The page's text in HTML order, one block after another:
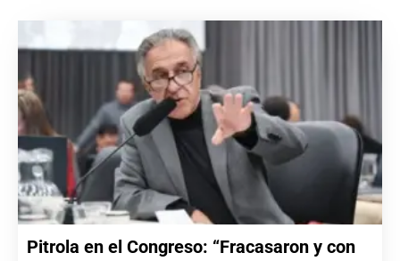
Pitrola en el Congreso: “Fracasaron y con